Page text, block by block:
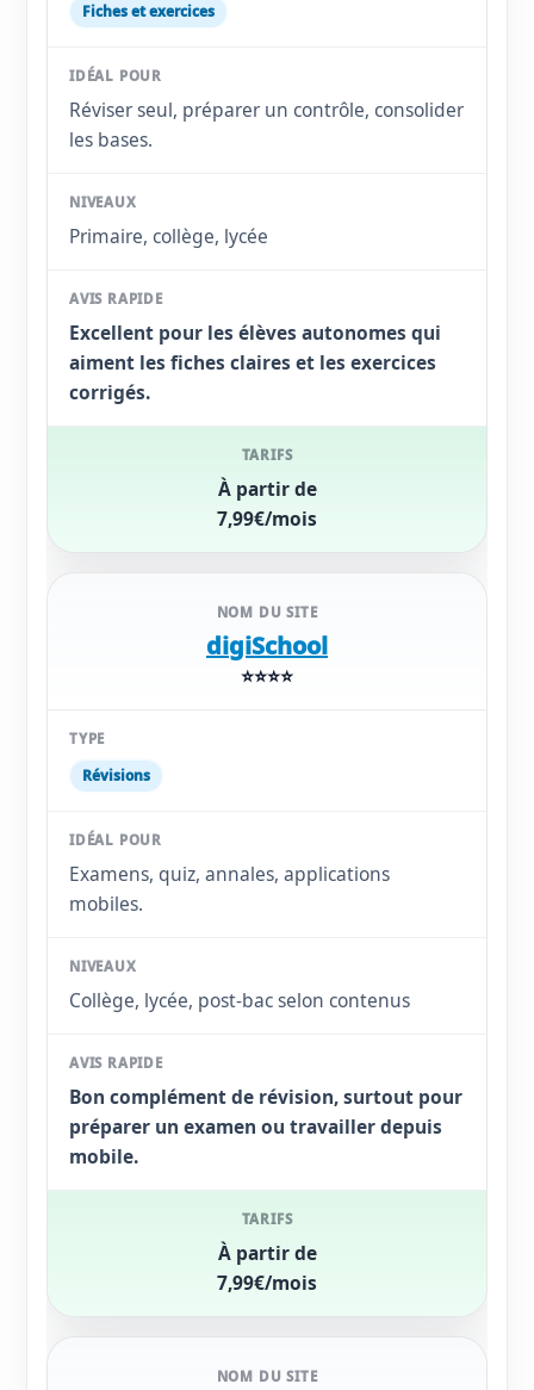
Fiches et exercices
Réviser seul, préparer un contrôle, consolider
les bases.
Primaire, collège, lycée
Excellent pour les élèves autonomes qui
aiment les fiches claires et les exercices
corrigés.
À partir de
7,99€/mois
digiSchool
⭐⭐⭐⭐
Révisions
Examens, quiz, annales, applications
mobiles.
Collège, lycée, post-bac selon contenus
Bon complément de révision, surtout pour
préparer un examen ou travailler depuis
mobile.
À partir de
7,99€/mois